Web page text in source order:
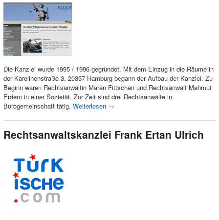
Die Kanzlei wurde 1995 / 1996 gegründet. Mit dem Einzug in die Räume in
der Karolinenstraße 3, 20357 Hamburg begann der Aufbau der Kanzlei. Zu
Beginn waren Rechtsanwältin Maren Fittschen und Rechtsanwalt Mahmut
Erdem in einer Sozietät. Zur Zeit sind drei Rechtsanwälte in
Bürogemeinschaft tätig. Weiterlesen →
Rechtsanwaltskanzlei Frank Ertan Ulrich